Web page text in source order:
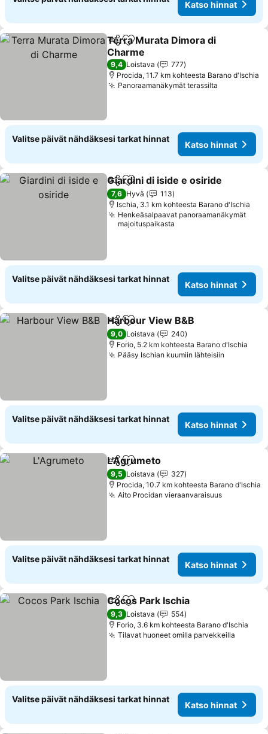
Katso hinnat
Jaa Lisää suosikkeihin
Terra Murata Dimora di
Charme
Katso hinnat
9,4 Loistava
777
Procida, 11.7 km kohteesta Barano d'Ischia
Panoraamanäkymät terassilta
Valitse päivät nähdäksesi tarkat hinnat
Katso hinnat
Jaa Lisää suosikkeihin
Giardini di iside e osiride
7,6 Hyvä
113
Ischia, 3.1 km kohteesta Barano d'Ischia
Henkeäsalpaavat panoraamanäkymät
majoituspaikasta
Valitse päivät nähdäksesi tarkat hinnat
Katso hinnat
Jaa Lisää suosikkeihin
Harbour View B&B
9,0 Loistava
240
Forio, 5.2 km kohteesta Barano d'Ischia
Pääsy Ischian kuumiin lähteisiin
Valitse päivät nähdäksesi tarkat hinnat
Katso hinnat
Jaa Lisää suosikkeihin
L'Agrumeto
9,5 Loistava
327
Procida, 10.7 km kohteesta Barano d'Ischia
Aito Procidan vieraanvaraisuusKatso
Valitse päivät nähdäksesi tarkat hinnat
Katso hinnat
Jaa Lisää suosikkeihin
Cocos Park Ischia
9,3 Loistava
554
Forio, 3.6 km kohteesta Barano d'Ischia
Tilavat huoneet omilla parvekkeilla
Valitse päivät nähdäksesi tarkat hinnat
Katso hinnat